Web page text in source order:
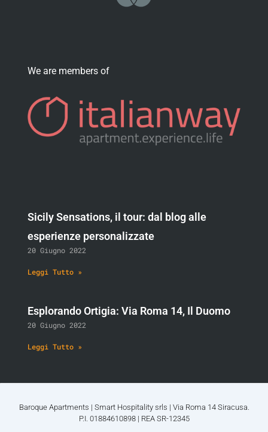
We are members of
Sicily Sensations, il tour: dal blog alle
esperienze personalizzate
20 Giugno 2022
Leggi Tutto »
Esplorando Ortigia: Via Roma 14, Il Duomo
20 Giugno 2022
Leggi Tutto »
Baroque Apartments | Smart Hospitality srls | Via Roma 14 Siracusa.
P.I. 01884610898 | REA SR-12345